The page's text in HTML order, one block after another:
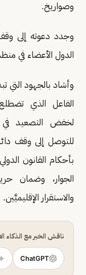
وصواريخ.
وجدد دعوته إلى
الدول الأعضاء في
وأشاد بالجهود التي
الفاعل الذي
لخفض التصعيد في
للتوصل إلى وقف
بأحكام القانون
الجوار، وضمان
والاستقرار الإقليميَّين.
ناقش الخبر مع الذكاء
ChatGPT